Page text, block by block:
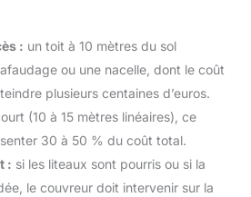
: un toit à 10 mètres du sol
ou une nacelle, dont le coût
plusieurs centaines d’euros.
(10 à 15 mètres linéaires), ce
30 à 50 % du coût total.
: si les liteaux sont pourris ou si la
le couvreur doit intervenir sur la